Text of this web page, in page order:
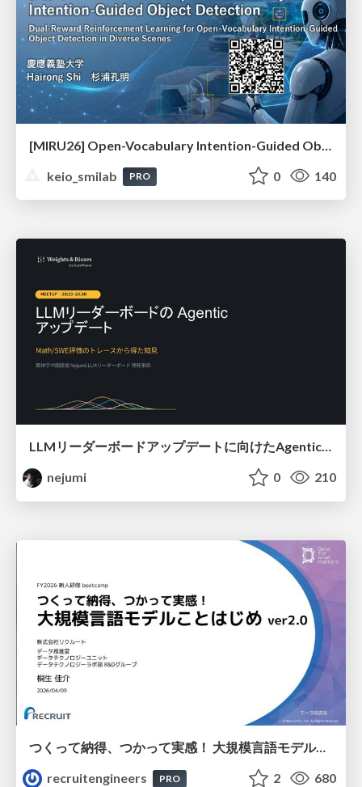
keio_smilab
PRO 0 140
LLMリーダーボードアップデートに向けたAgentic Math_SWEのトレースについて
nejumi
0 210
つくって納得、つかって実感！ 大規模言語モデルことはじめ ver2.0
recruitengineers
PRO 2 680